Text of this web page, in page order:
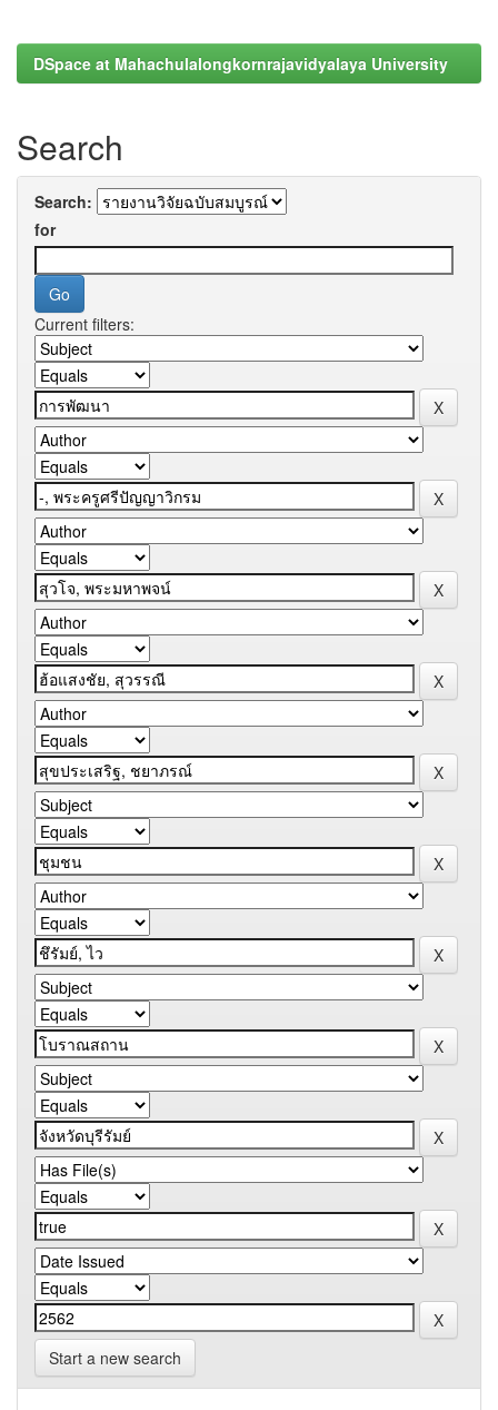
DSpace at Mahachulalongkornrajavidyalaya University
Search
Search:
for
Current filters:
Start a new search